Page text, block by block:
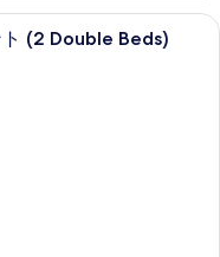
性寝具、セーフティボックス
(2 Double Beds)